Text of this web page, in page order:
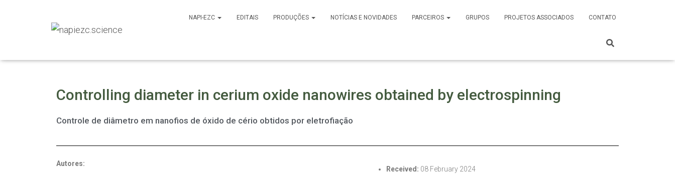
NAPI-EZC EDITAIS PRODUÇÕES NOTÍCIAS E NOVIDADES PARCEIROS GRUPOS PROJETOS ASSOCIADOS CONTATO
Controlling diameter in cerium oxide nanowires obtained by electrospinning
Controle de diâmetro em nanofios de óxido de cério obtidos por eletrofiação
Autores:
Received: 08 February 2024